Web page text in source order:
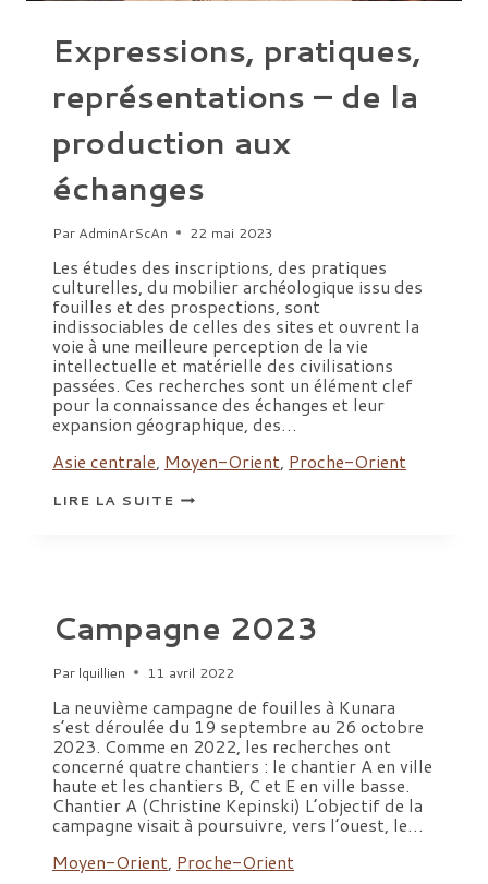
Expressions, pratiques,
représentations – de la
production aux
échanges
Par AdminArScAn 22 mai 2023
Les études des inscriptions, des pratiques
culturelles, du mobilier archéologique issu des
fouilles et des prospections, sont
indissociables de celles des sites et ouvrent la
voie à une meilleure perception de la vie
intellectuelle et matérielle des civilisations
passées. Ces recherches sont un élément clef
pour la connaissance des échanges et leur
expansion géographique, des…
Asie centrale, Moyen-Orient, Proche-Orient
LIRE LA SUITEEXPRESSIONS,
PRATIQUES,
ÉCHANGES
Campagne 2023
Par lquillien 11 avril 2022
La neuvième campagne de fouilles à Kunara
s’est déroulée du 19 septembre au 26 octobre
2023. Comme en 2022, les recherches ont
concerné quatre chantiers : le chantier A en ville
haute et les chantiers B, C et E en ville basse.
Chantier A (Christine Kepinski) L’objectif de la
campagne visait à poursuivre, vers l’ouest, le…
Moyen-Orient, Proche-Orient